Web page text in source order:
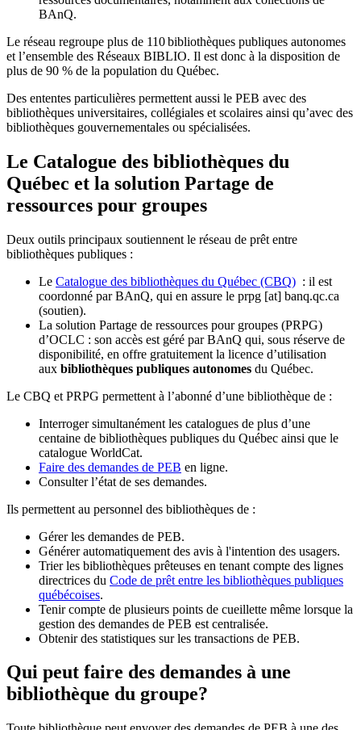
BAnQ.
Le réseau regroupe plus de 110bibliothèques publiques autonomes
et l’ensemble des Réseaux BIBLIO. Il est donc à la disposition de
plus de 90 % de la population du Québec.
Des ententes particulières permettent aussi le PEB avec des
bibliothèques universitaires, collégiales et scolaires ainsi qu’avec des
bibliothèques gouvernementales ou spécialisées.
Le Catalogue des bibliothèques du
Québec et la solution Partage de
ressources pour groupes
Deux outils principaux soutiennent le réseau de prêt entre
bibliothèques publiques :
Le Catalogue des bibliothèques du Québec (CBQ) : il est
coordonné par BAnQ, qui en assure le prpg [at] banq.qc.ca
(soutien).
La solution Partage de ressources pour groupes (PRPG)
d’OCLC : son accès est géré par BAnQ qui, sous réserve de
disponibilité, en offre gratuitement la licence d’utilisation
aux bibliothèques publiques autonomes du Québec.
Le CBQ et PRPG permettent à l’abonné d’une bibliothèque de :
Interroger simultanément les catalogues de plus d’une
centaine de bibliothèques publiques du Québec ainsi que le
catalogue WorldCat.
Faire des demandes de PEB en ligne.
Consulter l’état de ses demandes.
Ils permettent au personnel des bibliothèques de :
Gérer les demandes de PEB.
Générer automatiquement des avis à l'intention des usagers.
Trier les bibliothèques prêteuses en tenant compte des lignes
directrices du Code de prêt entre les bibliothèques publiques
québécoises.
Tenir compte de plusieurs points de cueillette même lorsque la
gestion des demandes de PEB est centralisée.
Obtenir des statistiques sur les transactions de PEB.
Qui peut faire des demandes à une
bibliothèque du groupe?